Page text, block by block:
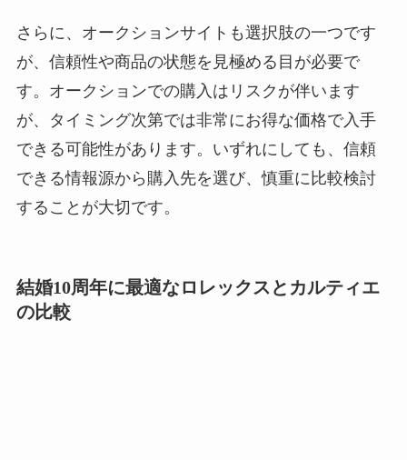
さらに、オークションサイトも選択肢の一つです
が、信頼性や商品の状態を見極める目が必要で
す。オークションでの購入はリスクが伴います
が、タイミング次第では非常にお得な価格で入手
できる可能性があります。いずれにしても、信頼
できる情報源から購入先を選び、慎重に比較検討
することが大切です。
結婚10周年に最適なロレックスとカルティエ
の比較